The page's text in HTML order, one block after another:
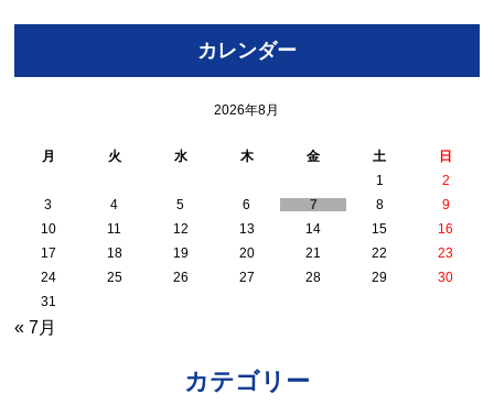
カレンダー
2026年8月
月 火 水 木 金 土
日
1
2
3
4 5 6 7 8
9
10
11 12 13 14 15
16
17
18 19 20 21 22
23
24
25 26 27 28 29
30
31
« 7月
カテゴリー